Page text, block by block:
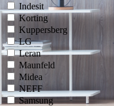
Indesit
Korting
Kuppersberg
LG
Leran
Maunfeld
Midea
NEFF
Samsung